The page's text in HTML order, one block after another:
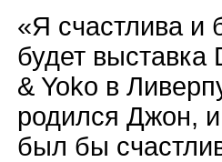
«Я счастлива и
будет выставка
& Yoko в
родился Джон,
был бы